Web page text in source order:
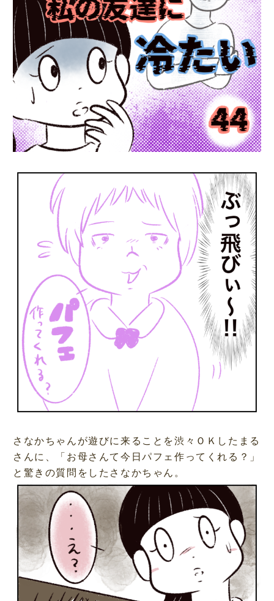
さなかちゃんが遊びに来ることを渋々ＯＫしたまる
さんに、「お母さんて今日パフェ作ってくれる？」
と驚きの質問をしたさなかちゃん。